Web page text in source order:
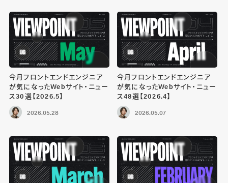
今月フロントエンドエンジニア
が気になったWebサイト・ニュー
ス30選【2026.5】
2026.05.28
今月フロントエンドエンジニア
が気になったWebサイト・ニュー
ス48選【2026.4】
2026.05.07